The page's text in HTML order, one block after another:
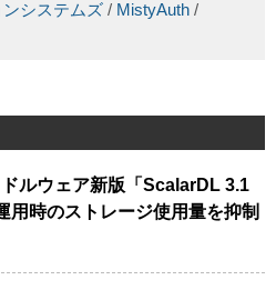
システムズ / MistyAuth /
ルウェア新版「ScalarDL 3.1
用時のストレージ使用量を抑制